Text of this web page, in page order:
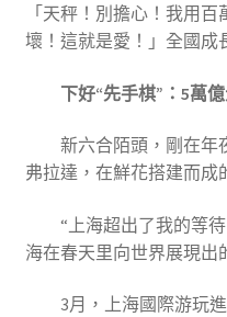
「天秤！別擔心！我用
壞！這就是愛！」全國成
下好“先手棋”：5萬
新六合陌頭，剛在年
弗拉達，在鮮花搭建而成
“上海超出了我的等
海在春天里向世界展現出
3月，上海國際游玩